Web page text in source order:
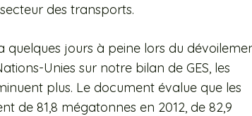
des transports.
quelques jours à peine lors du
Unies sur notre bilan de GES, les
plus. Le document évalue que les
de 81,8 mégatonnes en 2012, de 82,9